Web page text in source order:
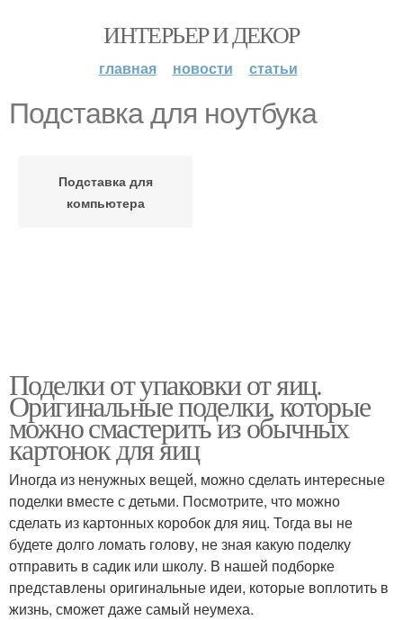
ИНТЕРЬЕР И ДЕКОР
главная новости статьи
Подставка для ноутбука
Подставка для
компьютера
Поделки от упаковки от яиц.
Оригинальные поделки, которые
можно смастерить из обычных
картонок для яиц
Иногда из ненужных вещей, можно сделать интересные
поделки вместе с детьми. Посмотрите, что можно
сделать из картонных коробок для яиц. Тогда вы не
будете долго ломать голову, не зная какую поделку
отправить в садик или школу. В нашей подборке
представлены оригинальные идеи, которые воплотить в
жизнь, сможет даже самый неумеха.